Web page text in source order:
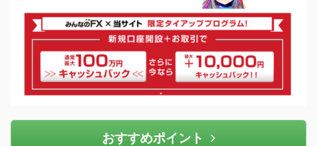
おすすめポイント